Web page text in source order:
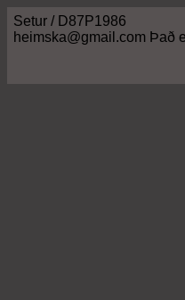
Setur / D87P1986
heimska@gmail.com Það